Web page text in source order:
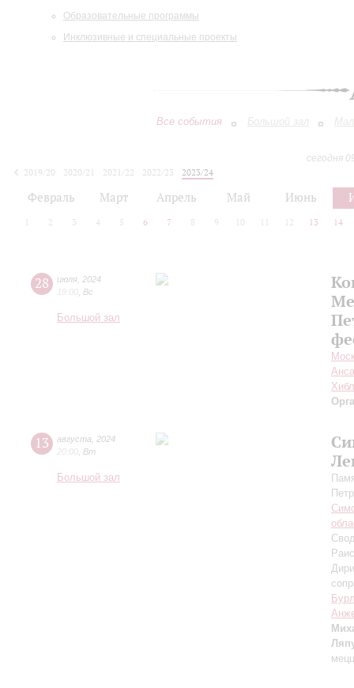
Образовательные программы
Инклюзивные и специальные проекты
Все события Большой зал
сегодня
2019/20
2020/21 2021/22 2022/23
2023/24
Февраль Март Апрель Май Июнь
2 3 4 5 6 7 8 9 10 12 13 14
28 июля 2024
19:00 Вс
Большой зал
13 августа
2024
20:00 Вт
Большой зал